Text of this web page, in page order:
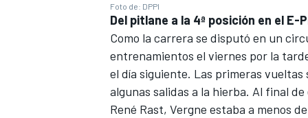
Foto de: DPPI
Del pitlane a la 4ª posición en el E-
Como la carrera se disputó en un
entrenamientos el viernes por la
el día siguiente. Las primeras
algunas salidas a la hierba. Al final
René Rast, Vergne estaba a menos